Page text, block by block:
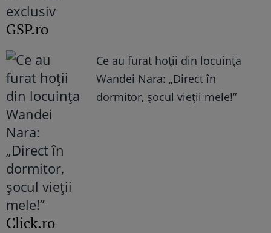
GSP.ro
Ce au furat hoții din locuința
Wandei Nara: „Direct în
dormitor, șocul vieții mele!”
Click.ro